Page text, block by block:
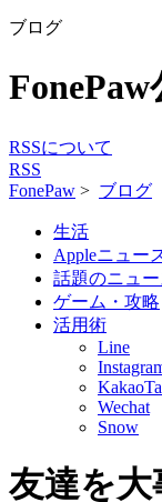
ブログ
RSSについて
RSS
FonePaw > ブログ
生活
Appleニュー
話題のニュー
ゲーム・攻略
活用術
Line
Wechat
Snow
友達を大